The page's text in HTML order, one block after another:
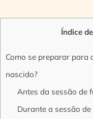
Índice
Como se preparar para
nascido?
Antes da sessão de
Durante a sessão